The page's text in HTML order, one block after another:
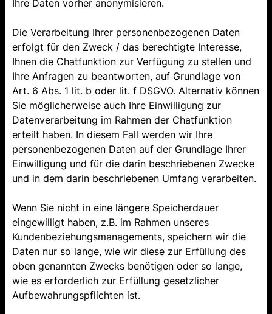
Ihre Daten vorher anonymisieren.
Die Verarbeitung Ihrer personenbezogenen Daten
erfolgt für den Zweck / das berechtigte Interesse,
Ihnen die Chatfunktion zur Verfügung zu stellen und
Ihre Anfragen zu beantworten, auf Grundlage von
Art. 6 Abs. 1 lit. b oder lit. f DSGVO. Alternativ können
Sie möglicherweise auch Ihre Einwilligung zur
Datenverarbeitung im Rahmen der Chatfunktion
erteilt haben. In diesem Fall werden wir Ihre
personenbezogenen Daten auf der Grundlage Ihrer
Einwilligung und für die darin beschriebenen Zwecke
und in dem darin beschriebenen Umfang verarbeiten.
Wenn Sie nicht in eine längere Speicherdauer
eingewilligt haben, z.B. im Rahmen unseres
Kundenbeziehungsmanagements, speichern wir die
Daten nur so lange, wie wir diese zur Erfüllung des
oben genannten Zwecks benötigen oder so lange,
wie es erforderlich zur Erfüllung gesetzlicher
Aufbewahrungspflichten ist.